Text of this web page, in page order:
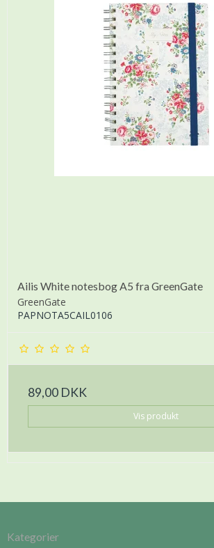
Ailis White notesbog A5 fra GreenGate
GreenGate
PAPNOTA5CAIL0106
89,00 DKK
Vis produkt
Kategorier